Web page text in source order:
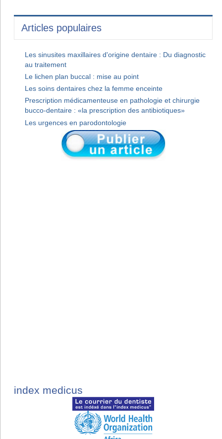
Articles populaires
Les sinusites maxillaires d'origine dentaire : Du diagnostic
au traitement
Le lichen plan buccal : mise au point
Les soins dentaires chez la femme enceinte
Prescription médicamenteuse en pathologie et chirurgie
bucco-dentaire : «la prescription des antibiotiques»
Les urgences en parodontologie
index medicus